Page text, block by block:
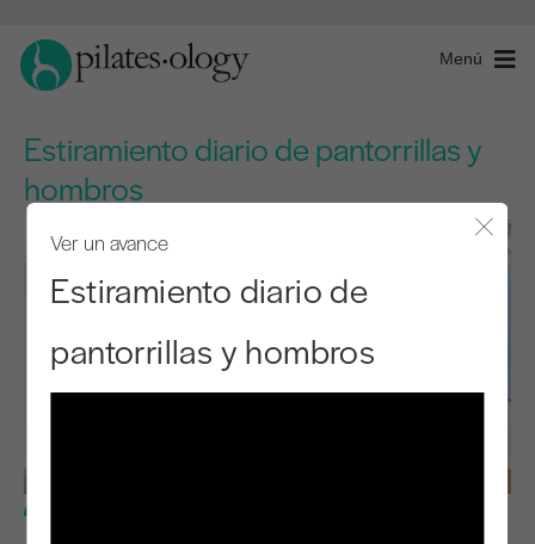
Menú
Estiramiento diario de pantorrillas y
hombros
Ver un avance
Estiramiento diario de
pantorrillas y hombros